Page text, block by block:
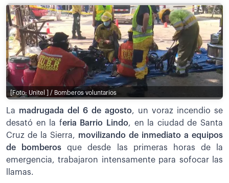
[Foto: Unitel ] / Bomberos voluntarios
La madrugada del 6 de agosto, un voraz incendio se
desató en la feria Barrio Lindo, en la ciudad de Santa
Cruz de la Sierra, movilizando de inmediato a equipos
de bomberosque desde las primeras horas de la
emergencia, trabajaron intensamente para sofocar las
llamas.